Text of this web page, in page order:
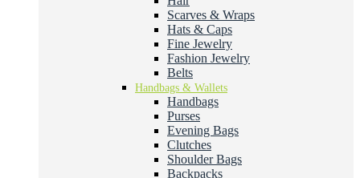
Scarves & Wraps
Hats & Caps
Fine Jewelry
Fashion Jewelry
Belts
Handbags & Wallets
Handbags
Purses
Evening Bags
Clutches
Shoulder Bags
Backpacks